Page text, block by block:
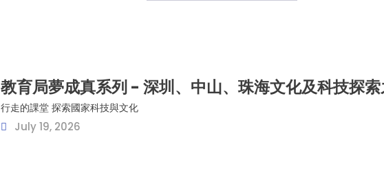
教育局夢成真系列 - 深圳、中山、珠海文化及科技探
行走的課堂 探索國家科技與文化
July 19, 2026